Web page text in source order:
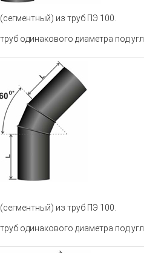
из труб ПЭ 100
одинакового диаметра под
из труб ПЭ 100
одинакового диаметра под